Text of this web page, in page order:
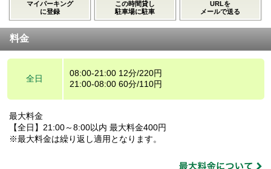
マイパーキング
に登録
この時間貸し
駐車場に駐車
URLを
メールで送る
料金
全日
08:00-21:00 12分/220円
21:00-08:00 60分/110円
最大料金
【全日】21:00～8:00以内 最大料金400円
※最大料金は繰り返し適用となります。